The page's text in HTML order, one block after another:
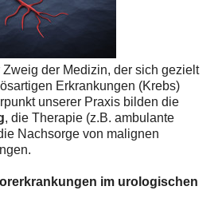
Zweig der Medizin, der sich gezielt
Erkrankungen (Krebs)
unserer Praxis bilden die
, die Therapie (z.B. ambulante
Nachsorge von malignen
im urologischen